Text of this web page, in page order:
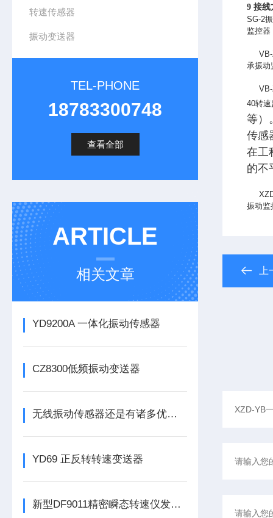
转速传感器
振动变送器
TEL-PHONE
18783300748
查看全部
ARTICLE
相关文章
YD9200A 一体化振动传感器
CZ8300低频振动变送器
无线振动传感器还是有诸多优势的
YD69 正反转转速变送器
新型DF9011精密瞬态转速仪发布，为工业转速监测带来革新
9 接线
SG-2
监控器
VB-
承振动
VB-
40转
等）
传感
在工
的不
振动监